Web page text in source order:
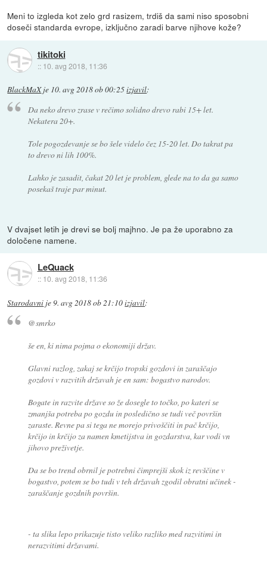
Meni to izgleda kot zelo grd rasizem, trdiš da sami niso sposobni
doseči standarda evrope, izključno zaradi barve njihove kože?
tikitoki
:: 10. avg 2018, 11:36
BlackMaXje 10. avg 2018 ob 00:25izjavil:
Da neko drevo zrase v rečimo solidno drevo rabi 15+ let.
Nekatera 20+.
Tole pogozdevanje se bo šele videlo čez 15-20 let. Do takrat pa
to drevo ni lih 100%.
Lahko je zasadit, čakat 20 let je problem, glede na to da ga samo
posekaš traje par minut.
V dvajset letih je drevi se bolj majhno. Je pa že uporabno za
določene namene.
LeQuack
:: 10. avg 2018, 11:36
Starodavni je9. avg 2018 ob 21:10izjavil:
@smrko
še en, ki nima pojma o ekonomiji držav.
Glavni razlog, zakaj se krčijo tropski gozdovi in zaraščajo
gozdovi v razvitih državah je en sam: bogastvo narodov.
Bogate in razvite države so že dosegle to točko, po kateri se
zmanjša potreba po gozdu in posledično se tudi več površin
zaraste. Revne pa si tega ne morejo privoščiti in pač krčijo,
krčijo in krčijo za namen kmetijstva in gozdarstva, kar vodi vn
jihovo preživetje.
Da se bo trend obrnil je potrebni čimprejši skok iz revščine v
bogastvo, potem se bo tudi v teh državah zgodil obratni učinek -
zaraščanje gozdnih površin.
- ta slika lepo prikazuje tisto veliko razliko med razvitimi in
nerazvitimi državami.